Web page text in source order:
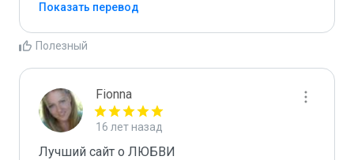
Показать перевод
Полезный
Fionna
16 лет назад
Лучший сайт о ЛЮБВИ